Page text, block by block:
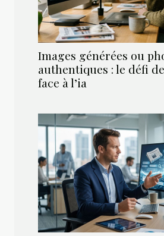
Images générées ou
authentiques : le défi
face à l’ia